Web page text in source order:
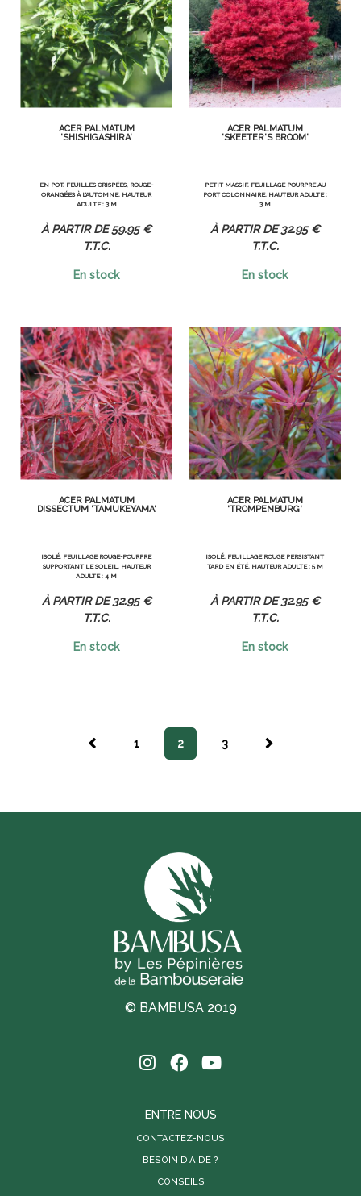
ACER PALMATUM
'SHISHIGASHIRA'
EN POT. FEUILLES CRISPÉES, ROUGE-
ORANGÉES À L'AUTOMNE. HAUTEUR
ADULTE : 3 M
59.95 €
T.T.C.
En stock
ACER PALMATUM
'SKEETER'S BROOM'
PETIT MASSIF. FEUILLAGE POURPRE AU
PORT COLONNAIRE. HAUTEUR ADULTE :
3 M
32.95 €
T.T.C.
En stock
ACER PALMATUM
DISSECTUM 'TAMUKEYAMA'
ISOLÉ. FEUILLAGE ROUGE-POURPRE
SUPPORTANT LE SOLEIL. HAUTEUR
ADULTE : 4 M
32.95 €
T.T.C.
En stock
ACER PALMATUM
'TROMPENBURG'
ISOLÉ. FEUILLAGE ROUGE PERSISTANT
TARD EN ÉTÉ. HAUTEUR ADULTE : 5 M
32.95 €
T.T.C.
En stock
1 2 3
© BAMBUSA 2019
ENTRE NOUS
CONTACTEZ-NOUS
BESOIN D'AIDE ?
CONSEILS